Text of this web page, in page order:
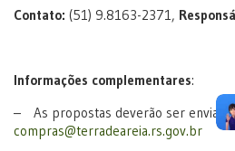
Contato: (51) 9.8163-2371,
Informações complementares:
– As propostas deverão ser
compras@terradeareia.rs.gov.br